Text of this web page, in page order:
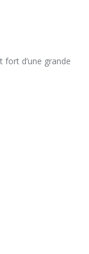
d’une grande